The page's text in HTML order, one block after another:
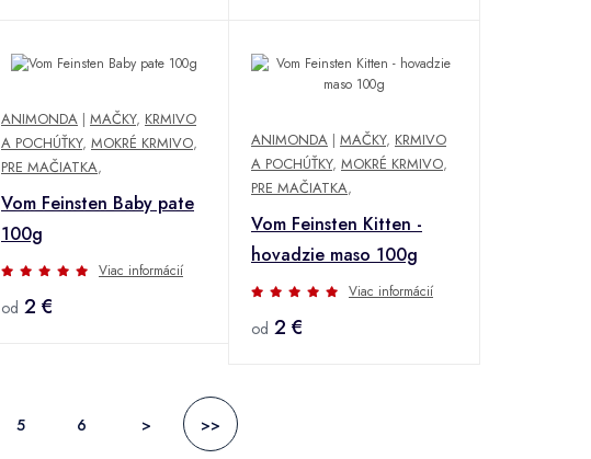
ANIMONDA | MAČKY, KRMIVO
A POCHÚŤKY, MOKRÉ KRMIVO,
PRE MAČIATKA,
Vom Feinsten Baby pate
100g
Viac informácií
od 2 €
ANIMONDA | MAČKY, KRMIVO
A POCHÚŤKY, MOKRÉ KRMIVO,
PRE MAČIATKA,
Vom Feinsten Kitten -
hovadzie maso 100g
Viac informácií
od 2 €
5 6 > >>